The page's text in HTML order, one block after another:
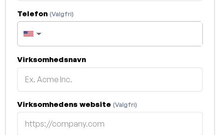
Telefon (Valgfri)
▼
Virksomhedsnavn
Virksomhedens website (Valgfri)